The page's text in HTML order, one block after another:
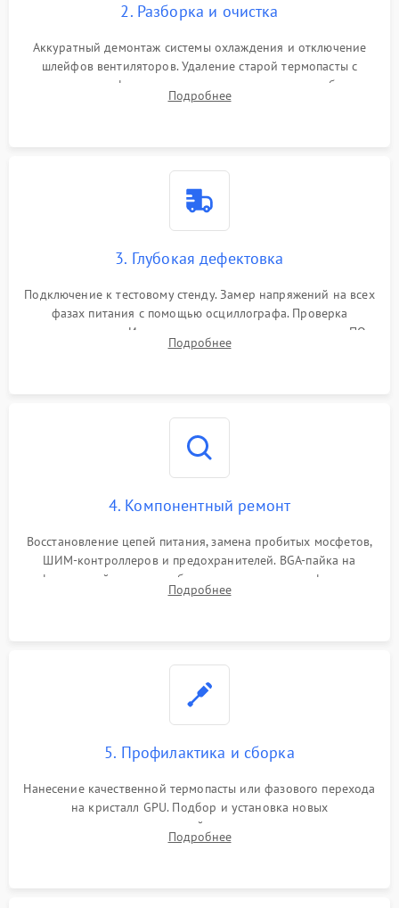
2. Разборка и очистка
Аккуратный демонтаж системы охлаждения и отключение
шлейфов вентиляторов. Удаление старой термопасты с
кристалла графического чипа и термопрокладок с банок
памяти и зоны VRM. Очистка платы от пыли и окислов.
Подробнее
3. Глубокая дефектовка
Подключение к тестовому стенду. Замер напряжений на всех
фазах питания с помощью осциллографа. Проверка
инициализации. Использование специализированного ПО
MATS
Подробнее
4. Компонентный ремонт
Восстановление цепей питания, замена пробитых мосфетов,
ШИМ-контроллеров и предохранителей. BGA-пайка на
инфракрасной станции реболлинг или замена графического
чипа и дефектной памяти GDDR. Прошивка BIOS
Подробнее
5. Профилактика и сборка
Нанесение качественной термопасты или фазового перехода
на кристалл GPU. Подбор и установка новых
термопрокладок правильной толщины на память и цепи
питания. Монтаж радиатора и бэкплейта, подключение и
Подробнее